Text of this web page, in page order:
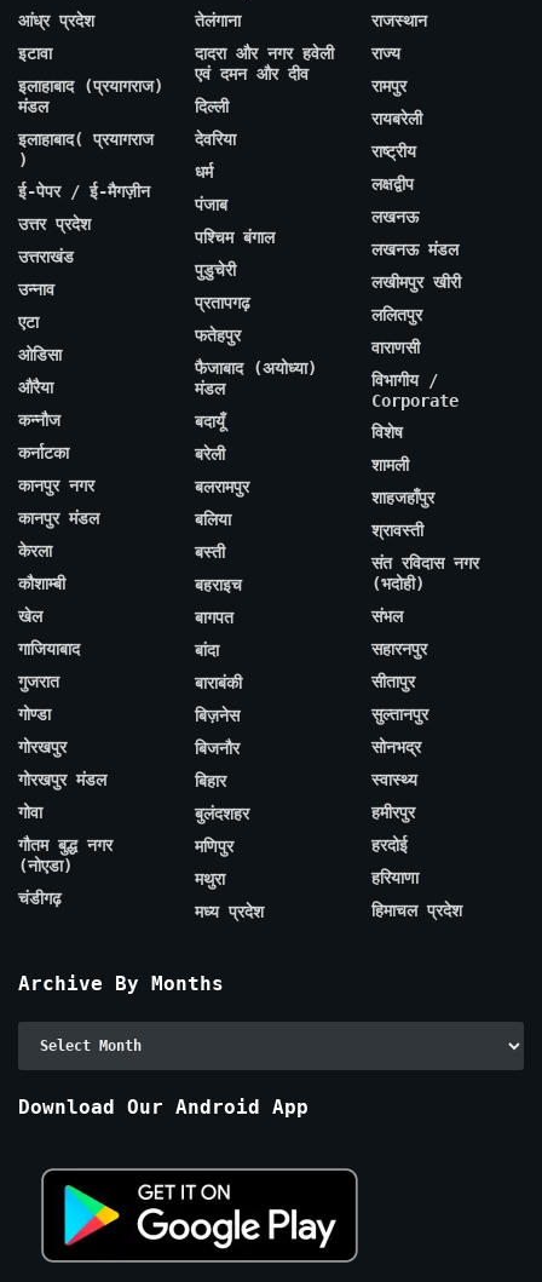
आंध्र प्रदेश
इटावा
इलाहाबाद (प्रयागराज)
मंडल
इलाहाबाद( प्रयागराज
)
ई-पेपर / ई-मैगज़ीन
उत्तर प्रदेश
उत्तराखंड
उन्नाव
एटा
ओडिसा
औरैया
कन्नौज
कर्नाटका
कानपुर नगर
कानपुर मंडल
केरला
कौशाम्बी
खेल
गाजियाबाद
गुजरात
गोण्डा
गोरखपुर
गोरखपुर मंडल
गोवा
गौतम बुद्ध नगर
(नोएडा)
चंडीगढ़
तेलंगाना
दादरा और नगर हवेली
एवं दमन और दीव
दिल्ली
देवरिया
धर्म
पंजाब
पश्चिम बंगाल
पुडुचेरी
प्रतापगढ़
फतेहपुर
फैजाबाद (अयोध्या)
मंडल
बदायूँ
बरेली
बलरामपुर
बलिया
बस्ती
बहराइच
बागपत
बांदा
बाराबंकी
बिज़नेस
बिजनौर
बिहार
बुलंदशहर
मणिपुर
मथुरा
मध्य प्रदेश
राजस्थान
राज्य
रामपुर
रायबरेली
राष्ट्रीय
लक्षद्वीप
लखनऊ
लखनऊ मंडल
लखीमपुर खीरी
ललितपुर
वाराणसी
विभागीय /
Corporate
विशेष
शामली
शाहजहाँपुर
श्रावस्ती
संत रविदास नगर
(भदोही)
संभल
सहारनपुर
सीतापुर
सुल्तानपुर
सोनभद्र
स्वास्थ्य
हमीरपुर
हरदोई
हरियाणा
हिमाचल प्रदेश
Archive By Months
Archive
Download Our Android App